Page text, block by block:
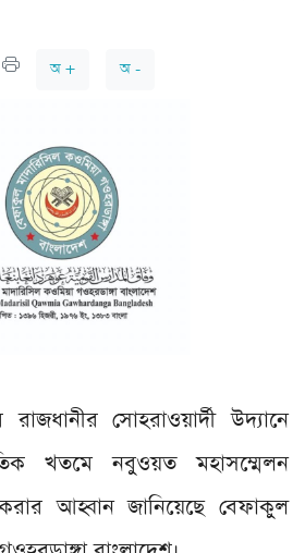
অ +
অ -
সোহরাওয়ার্দী উদ্যানে
খতমে নবুওয়ত মহাসম্মেলন
আহ্বান জানিয়েছে বেফাকুল